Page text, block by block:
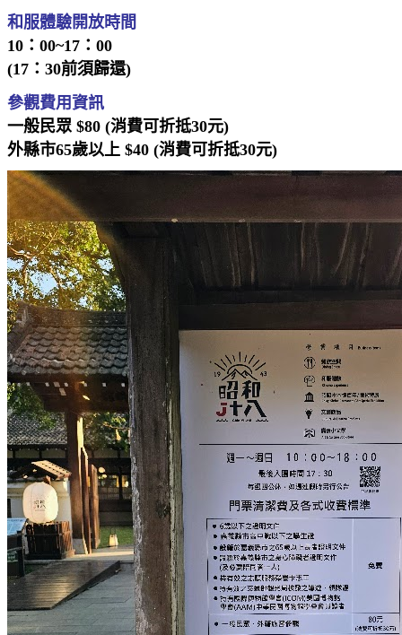
和服體驗開放時間
10：00~17：00
(17：30前須歸還)
參觀費用資訊
一般民眾 $80 (消費可折抵30元)
外縣市65歲以上 $40 (消費可折抵30元)